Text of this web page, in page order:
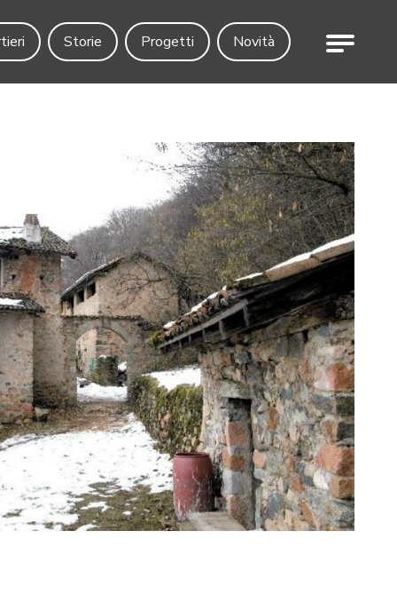
Storie Progetti Novità Menu